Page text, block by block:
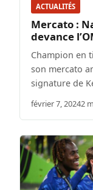
ACTUALITÉS
Mercato :
devance
Champion en
son mercato
signature de
février 7, 20242